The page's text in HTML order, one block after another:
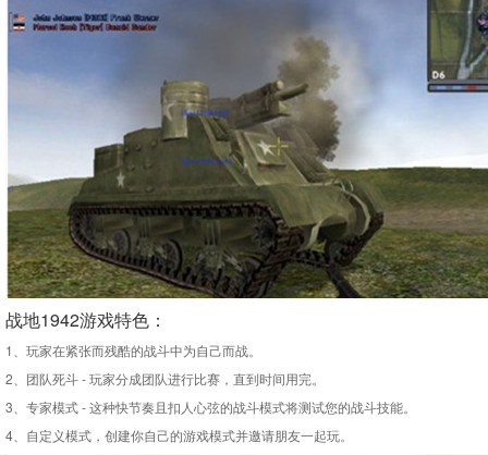
战地1942游戏特色：
1、玩家在紧张而残酷的战斗中为自己而战。
2、团队死斗 - 玩家分成团队进行比赛，直到时间用完。
3、专家模式 - 这种快节奏且扣人心弦的战斗模式将测试您的战斗技能。
4、自定义模式，创建你自己的游戏模式并邀请朋友一起玩。